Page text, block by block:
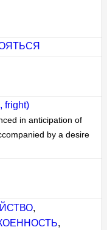
fright)
in anticipation of
by a desire
,
,